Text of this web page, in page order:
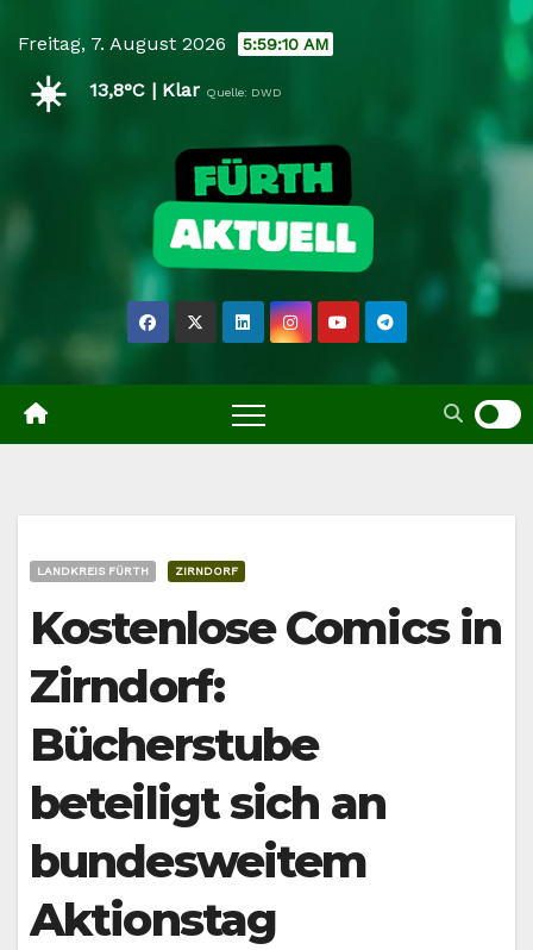
content
Freitag, 7. August 2026 5:59:11 AM
☀️ 13,8°C | Klar Quelle: DWD
LANDKREIS FÜRTH ZIRNDORF
Kostenlose Comics in
Zirndorf:
Bücherstube
beteiligt sich an
bundesweitem
Aktionstag